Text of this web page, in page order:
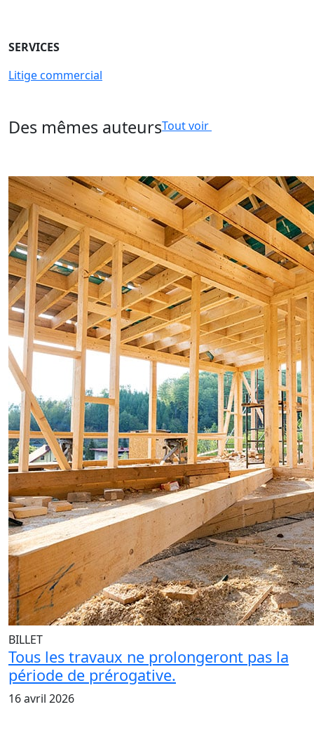
SERVICES
Litige commercial
Des mêmes auteursTout voir
BILLET
Tous les travaux ne prolongeront pas la
période de prérogative.
16 avril 2026